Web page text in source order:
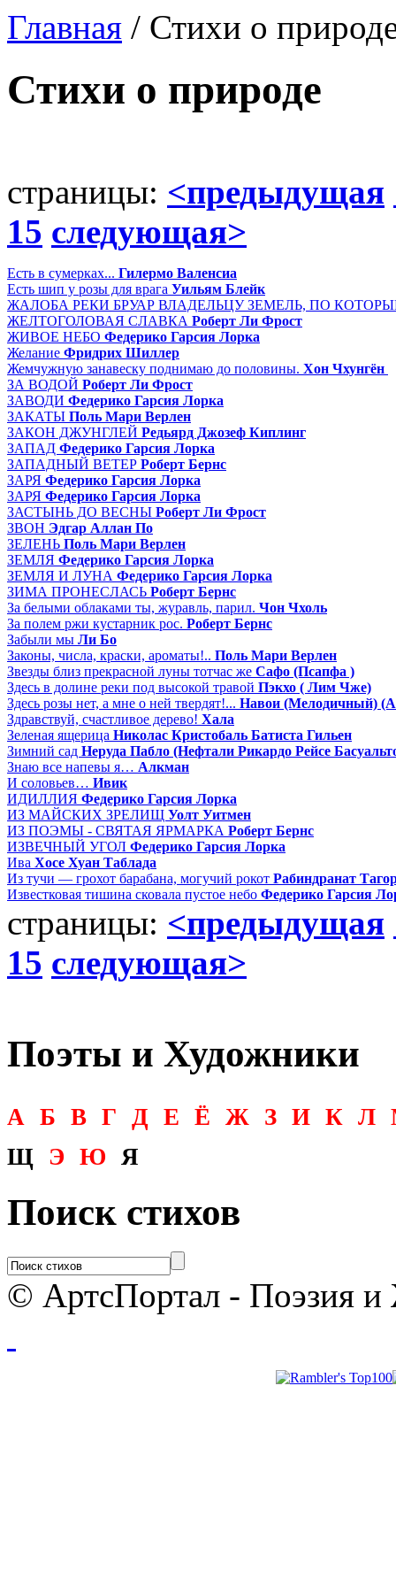
Главная / Стихи о
Стихи о природе
страницы: <предыдущая
15 следующая>
Есть в сумерках... Гилермо Валенсиа
Есть шип у розы для врага Уильям Блейк
ЖАЛОБА РЕКИ БРУАР ВЛАДЕЛЬЦУ ЗЕМЕЛЬ, ПО
ЖЕЛТОГОЛОВАЯ СЛАВКА Роберт Ли Фрост
ЖИВОЕ НЕБО Федерико Гарсия Лорка
Желание Фридрих Шиллер
Жемчужную занавеску поднимаю до половины. Хон Чхунгён
ЗА ВОДОЙ Роберт Ли Фрост
ЗАВОДИ Федерико Гарсия Лорка
ЗАКАТЫ Поль Мари Верлен
ЗАКОН ДЖУНГЛЕЙ Редьярд Джозеф Киплинг
ЗАПАД Федерико Гарсия Лорка
ЗАПАДНЫЙ ВЕТЕР Роберт Бернс
ЗАРЯ Федерико Гарсия Лорка
ЗАРЯ Федерико Гарсия Лорка
ЗАСТЫНЬ ДО ВЕСНЫ Роберт Ли Фрост
ЗВОН Эдгар Аллан По
ЗЕЛЕНЬ Поль Мари Верлен
ЗЕМЛЯ Федерико Гарсия Лорка
ЗЕМЛЯ И ЛУНА Федерико Гарсия Лорка
ЗИМА ПРОНЕСЛАСЬ Роберт Бернс
За белыми облаками ты, журавль, парил. Чон Чхоль
За полем ржи кустарник рос. Роберт Бернс
Забыли мы Ли Бо
Законы, числа, краски, ароматы!.. Поль Мари Верлен
Звезды близ прекрасной луны тотчас же Сафо (Псапфа )
Здесь в долине реки под высокой травой Пэкхо ( Лим Чже)
Здесь розы нет, а мне о ней твердят!... Навои (Мелодичный)
Здравствуй, счастливое дерево! Хала
Зеленая ящерица Николас Кристобаль Батиста Гильен
Зимний сад Неруда Пабло (Нефтали Рикардо Рейсе
Знаю все напевы я… Алкман
И соловьев… Ивик
ИДИЛЛИЯ Федерико Гарсия Лорка
ИЗ МАЙСКИХ ЗРЕЛИЩ Уолт Уитмен
ИЗ ПОЭМЫ - СВЯТАЯ ЯРМАРКА Роберт Бернс
ИЗВЕЧНЫЙ УГОЛ Федерико Гарсия Лорка
Ива Хосе Хуан Таблада
Из тучи — грохот барабана, могучий рокот Рабиндранат
Известковая тишина сковала пустое небо Федерико Гарсия
страницы: <предыдущая
15 следующая>
Поэты и Художники
А Б В Г Д Е Ё Ж З И К Л
Щ Э Ю Я
Поиск стихов
© АртсПортал - Поэзия